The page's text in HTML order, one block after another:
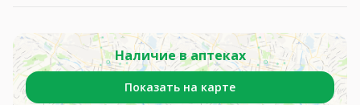
Наличие в аптеках
Показать на карте